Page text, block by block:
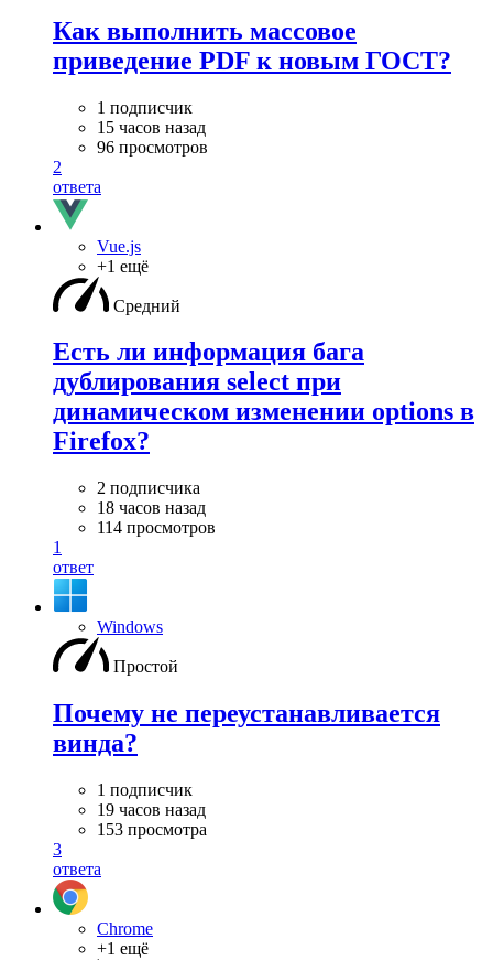
Как выполнить массовое
приведение PDF к новым ГОСТ?
1 подписчик
15 часов назад
96 просмотров
2
ответа
Vue.js
+1 ещё
Средний
Есть ли информация бага
дублирования select при
динамическом изменении options в
Firefox?
2 подписчика
18 часов назад
114 просмотров
1
ответ
Windows
Простой
Почему не переустанавливается
винда?
1 подписчик
19 часов назад
153 просмотра
3
ответа
Chrome
+1 ещё